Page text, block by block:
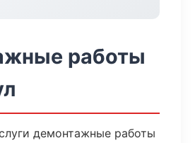
работы
демонтажные работы